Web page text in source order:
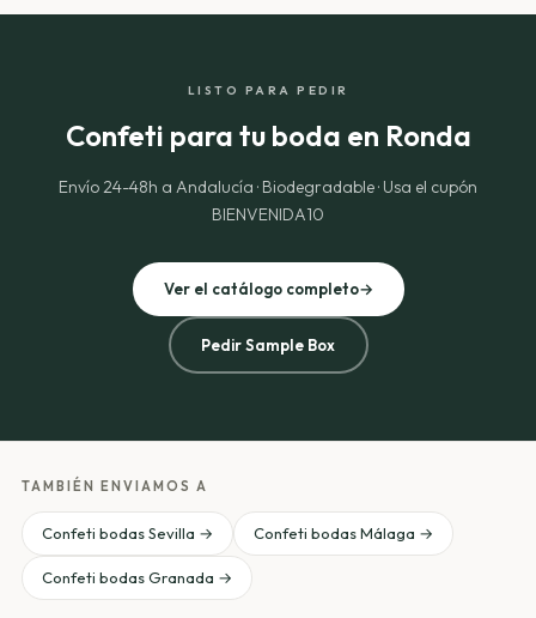
LISTO PARA PEDIR
Confeti para tu boda en Ronda
Envío 24-48h a Andalucía · Biodegradable · Usa el cupón
BIENVENIDA10
Ver el catálogo completo→
Pedir Sample Box
TAMBIÉN ENVIAMOS A
Confeti bodas Sevilla → Confeti bodas Málaga →
Confeti bodas Granada →